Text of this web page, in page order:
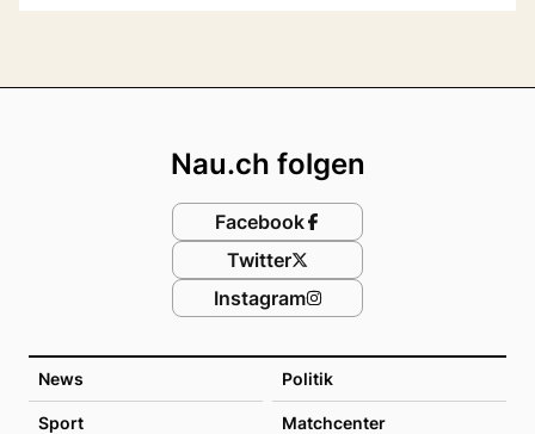
News Politik
Sport Matchcenter
Nau.ch folgen
Facebook
Twitter
Instagram